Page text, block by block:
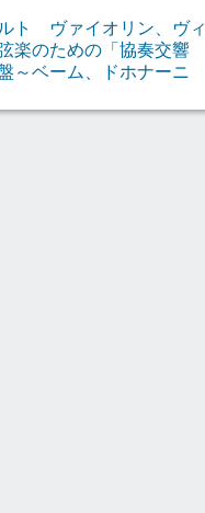
ト ヴァイオリン、ヴィ
楽のための「協奏交響
～ベーム、ドホナーニ